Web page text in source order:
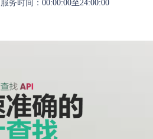
服务时间： 00:00:00至24:00:00